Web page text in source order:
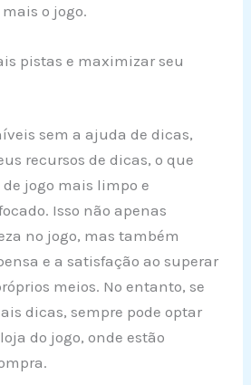
o jogo.
pistas e maximizar seu
sem a ajuda de dicas,
recursos de dicas, o que
jogo mais limpo e
Isso não apenas
no jogo, mas também
e a satisfação ao superar
meios. No entanto, se
dicas, sempre pode optar
do jogo, onde estão